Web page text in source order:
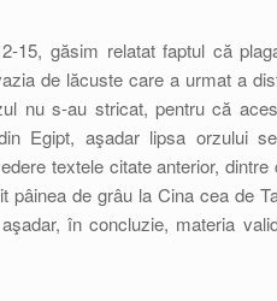
15, găsim relatat faptul că
de lăcuste care a urmat a
nu s-au stricat, pentru că
Egipt, aşadar lipsa orzului
textele citate anterior,
de grâu la Cina cea de
în concluzie, materia